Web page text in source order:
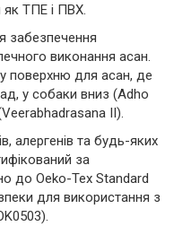
як ТПЕ і ПВХ.
забезпечення
виконання асан.
поверхню для асан, де
у собаки вниз (Adho
II).
алергенів та будь-яких
за
до Oeko-Tex Standard
для використання з